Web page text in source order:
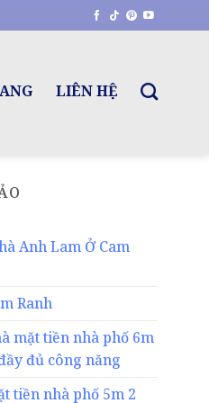
LIÊN HỆ
Anh Lam Ở Cam
Ranh
mặt tiền nhà phố 6m
đủ công năng
tiền nhà phố 5m 2